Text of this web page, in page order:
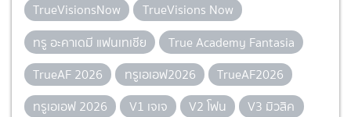
TrueVisionsNow
TrueVisions Now
ทรู อะคาเดมี แฟนเทเชีย
True Academy Fantasia
TrueAF 2026
ทรูเอเอฟ2026
TrueAF2026
ทรูเอเอฟ 2026
V1 เจเจ V2 โฟน
V3 มิวสิค